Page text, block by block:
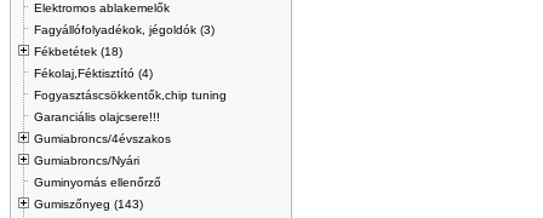
Elektromos ablakemelők
Fagyállófolyadékok, jégoldók (3)
Fékbetétek (18)
Fékolaj,Féktisztító (4)
Fogyasztáscsökkentők,chip tuning
Garanciális olajcsere!!!
Gumiabroncs/4évszakos
Gumiabroncs/Nyári
Guminyomás ellenőrző
Gumiszőnyeg (143)